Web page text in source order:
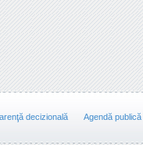
decizională Agendă publică